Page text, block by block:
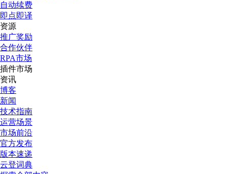
自动续费
即点即译
资源
推广奖励
合作伙伴
RPA市场
插件市场
资讯
博客
新闻
技术指南
运营场景
市场前沿
官方发布
版本速递
云登词典